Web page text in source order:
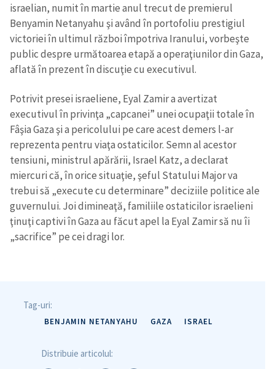
israelian, numit în martie anul trecut de premierul
Benyamin Netanyahu şi având în portofoliu prestigiul
victoriei în ultimul război împotriva Iranului, vorbeşte
public despre următoarea etapă a operaţiunilor din Gaza,
aflată în prezent în discuţie cu executivul.
Potrivit presei israeliene, Eyal Zamir a avertizat
executivul în privinţa „capcanei” unei ocupaţii totale în
Fâşia Gaza şi a pericolului pe care acest demers l-ar
reprezenta pentru viaţa ostaticilor. Semn al acestor
tensiuni, ministrul apărării, Israel Katz, a declarat
miercuri că, în orice situaţie, şeful Statului Major va
trebui să „execute cu determinare” deciziile politice ale
guvernului. Joi dimineaţă, familiile ostaticilor israelieni
ţinuţi captivi în Gaza au făcut apel la Eyal Zamir să nu îi
„sacrifice” pe cei dragi lor.
Tag-uri:
BENJAMIN NETANYAHU GAZA ISRAEL
Distribuie articolul: